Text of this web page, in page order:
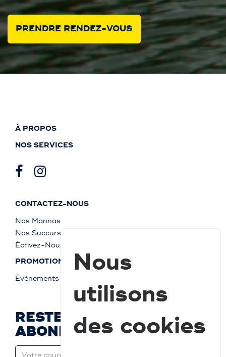
PRENDRE RENDEZ-VOUS
À PROPOS
NOS SERVICES
CONTACTEZ-NOUS
Nos Marinas
Nos Succursales
Écrivez-Nous
PROMOTIONS
Événements
RESTEZ À JOUR ET
ABONNEZ-VOUS
Nous
utilisons
des cookies